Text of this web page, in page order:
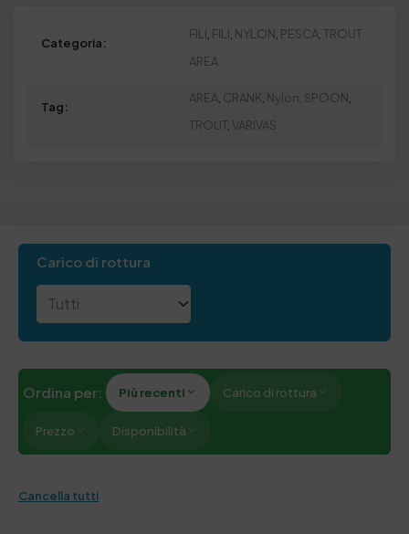
Categoria:
FILI FILI NYLON PESCA, TROUT
AREA
Tag:
AREA, CRANK Nylon SPOON
TROUT, VARIVAS
Carico di rottura
Ordina per: Più recenti Carico di rottura
Prezzo Disponibilità
Cancella tutti